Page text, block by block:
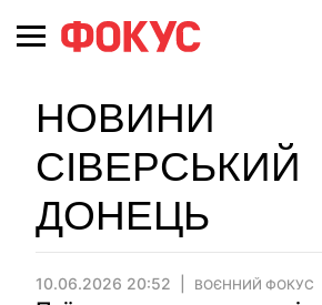
НОВИНИ
СІВЕРСЬКИЙ
ДОНЕЦЬ
10.06.2026 20:52 ВОЄННИЙ ФОКУС